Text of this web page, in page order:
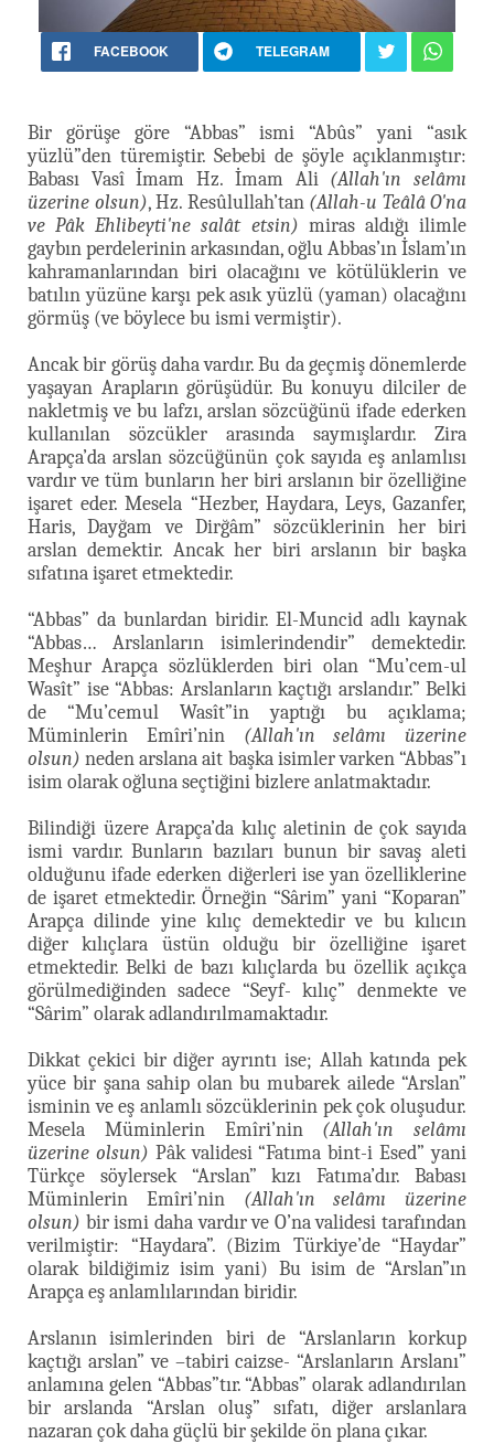
FACEBOOK TELEGRAM
Bir görüşe göre “Abbas” ismi “Abûs” yani “asık
yüzlü”den türemiştir. Sebebi de şöyle açıklanmıştır:
Babası Vasî İmam Hz. İmam Ali (Allah'ın selâmı
üzerine olsun), Hz. Resûlullah’tan (Allah-u Teâlâ O'na
ve Pâk Ehlibeyti'ne salât etsin) miras aldığı ilimle
gaybın perdelerinin arkasından, oğlu Abbas’ın İslam’ın
kahramanlarından biri olacağını ve kötülüklerin ve
batılın yüzüne karşı pek asık yüzlü (yaman) olacağını
görmüş (ve böylece bu ismi vermiştir).
Ancak bir görüş daha vardır. Bu da geçmiş dönemlerde
yaşayan Arapların görüşüdür. Bu konuyu dilciler de
nakletmiş ve bu lafzı, arslan sözcüğünü ifade ederken
kullanılan sözcükler arasında saymışlardır. Zira
Arapça’da arslan sözcüğünün çok sayıda eş anlamlısı
vardır ve tüm bunların her biri arslanın bir özelliğine
işaret eder. Mesela “Hezber, Haydara, Leys, Gazanfer,
Haris, Dayğam ve Dirğâm” sözcüklerinin her biri
arslan demektir. Ancak her biri arslanın bir başka
sıfatına işaret etmektedir.
“Abbas” da bunlardan biridir. El-Muncid adlı kaynak
“Abbas… Arslanların isimlerindendir” demektedir.
Meşhur Arapça sözlüklerden biri olan “Mu’cem-ul
Wasît” ise “Abbas: Arslanların kaçtığı arslandır.” Belki
de “Mu’cemul Wasît”in yaptığı bu açıklama;
Müminlerin Emîri’nin (Allah'ın selâmı üzerine
olsun) neden arslana ait başka isimler varken “Abbas”ı
isim olarak oğluna seçtiğini bizlere anlatmaktadır.
Bilindiği üzere Arapça’da kılıç aletinin de çok sayıda
ismi vardır. Bunların bazıları bunun bir savaş aleti
olduğunu ifade ederken diğerleri ise yan özelliklerine
de işaret etmektedir. Örneğin “Sârim” yani “Koparan”
Arapça dilinde yine kılıç demektedir ve bu kılıcın
diğer kılıçlara üstün olduğu bir özelliğine işaret
etmektedir. Belki de bazı kılıçlarda bu özellik açıkça
görülmediğinden sadece “Seyf- kılıç” denmekte ve
“Sârim” olarak adlandırılmamaktadır.
Dikkat çekici bir diğer ayrıntı ise; Allah katında pek
yüce bir şana sahip olan bu mubarek ailede “Arslan”
isminin ve eş anlamlı sözcüklerinin pek çok oluşudur.
Mesela Müminlerin Emîri’nin (Allah'ın selâmı
üzerine olsun) Pâk validesi “Fatıma bint-i Esed” yani
Türkçe söylersek “Arslan” kızı Fatıma’dır. Babası
Müminlerin Emîri’nin (Allah'ın selâmı üzerine
olsun) bir ismi daha vardır ve O’na validesi tarafından
verilmiştir: “Haydara”. (Bizim Türkiye’de “Haydar”
olarak bildiğimiz isim yani) Bu isim de “Arslan”ın
Arapça eş anlamlılarından biridir.
Arslanın isimlerinden biri de “Arslanların korkup
kaçtığı arslan” ve –tabiri caizse- “Arslanların Arslanı”
anlamına gelen “Abbas”tır. “Abbas” olarak adlandırılan
bir arslanda “Arslan oluş” sıfatı, diğer arslanlara
nazaran çok daha güçlü bir şekilde ön plana çıkar.